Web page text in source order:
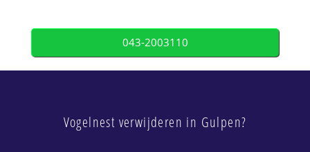
043-2003110
Vogelnest verwijderen in Gulpen?